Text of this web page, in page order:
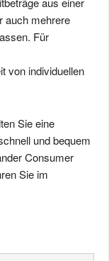
auch mehrere
Für
von individuellen
Sie eine
und bequem
Consumer
Sie im